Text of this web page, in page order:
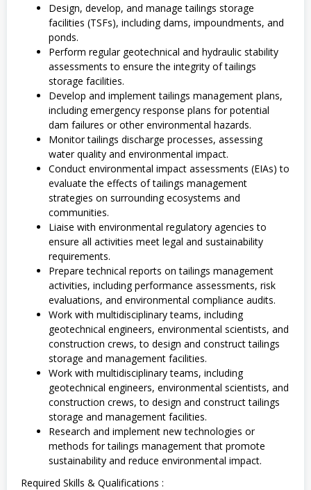
Design, develop, and manage tailings storage
facilities (TSFs), including dams, impoundments, and
ponds.
Perform regular geotechnical and hydraulic stability
assessments to ensure the integrity of tailings
storage facilities.
Develop and implement tailings management plans,
including emergency response plans for potential
dam failures or other environmental hazards.
Monitor tailings discharge processes, assessing
water quality and environmental impact.
Conduct environmental impact assessments (EIAs) to
evaluate the effects of tailings management
strategies on surrounding ecosystems and
communities.
Liaise with environmental regulatory agencies to
ensure all activities meet legal and sustainability
requirements.
Prepare technical reports on tailings management
activities, including performance assessments, risk
evaluations, and environmental compliance audits.
Work with multidisciplinary teams, including
geotechnical engineers, environmental scientists, and
construction crews, to design and construct tailings
storage and management facilities.
Work with multidisciplinary teams, including
geotechnical engineers, environmental scientists, and
construction crews, to design and construct tailings
storage and management facilities.
Research and implement new technologies or
methods for tailings management that promote
sustainability and reduce environmental impact.
Required Skills & Qualifications :